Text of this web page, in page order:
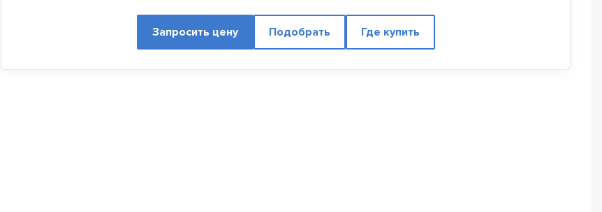
Запросить цену Подобрать Где купить